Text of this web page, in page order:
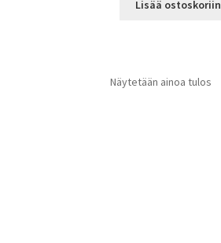
Lisää ostoskoriin
Näytetään ainoa tulos